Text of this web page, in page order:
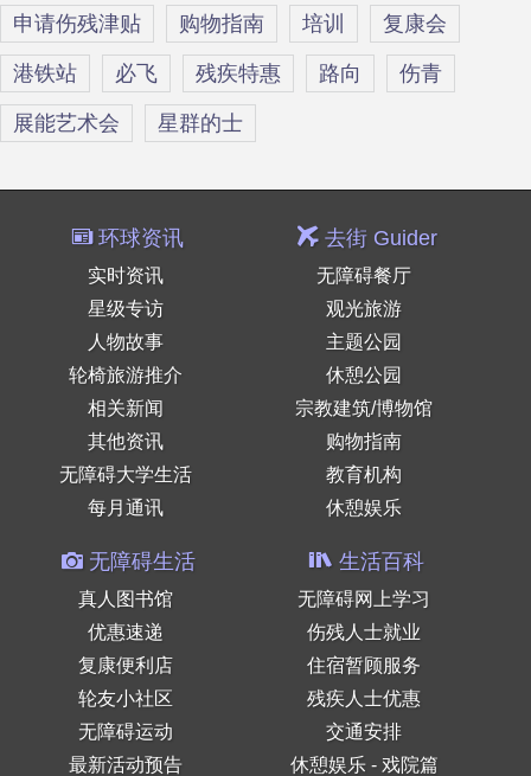
申请伤残津贴 购物指南 培训 复康会
港铁站 必飞 残疾特惠 路向 伤青
展能艺术会 星群的士
环球资讯
实时资讯
星级专访
人物故事
轮椅旅游推介
相关新闻
其他资讯
无障碍大学生活
每月通讯
去街 Guider
无障碍餐厅
观光旅游
主题公园
休憩公园
宗教建筑/博物馆
购物指南
教育机构
休憩娱乐
无障碍生活
真人图书馆
优惠速递
复康便利店
轮友小社区
无障碍运动
最新活动预告
生活百科
无障碍网上学习
伤残人士就业
住宿暂顾服务
残疾人士优惠
交通安排
休憩娱乐 - 戏院篇